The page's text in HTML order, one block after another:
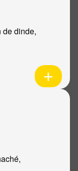
de dinde,